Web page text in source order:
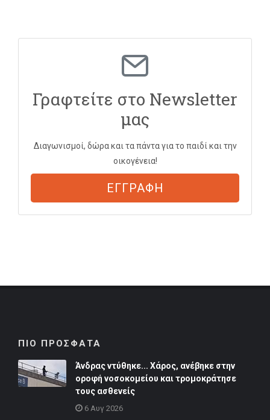
Γραφτείτε στο Newsletter
μας
Διαγωνισμοί, δώρα και τα πάντα για το παιδί και την
οικογένεια!
ΕΓΓΡΑΦΗ
ΠΙΟ ΠΡΟΣΦΑΤΑ
Άνδρας ντύθηκε... Χάρος, ανέβηκε στην
οροφή νοσοκομείου και τρομοκράτησε
τους ασθενείς
6 Αυγ 2026